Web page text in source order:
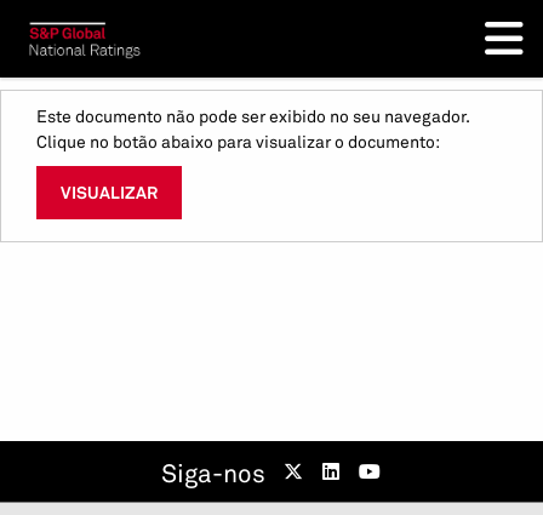
Este documento não pode ser exibido no seu navegador.
Clique no botão abaixo para visualizar o documento:
VISUALIZAR
Siga-nos